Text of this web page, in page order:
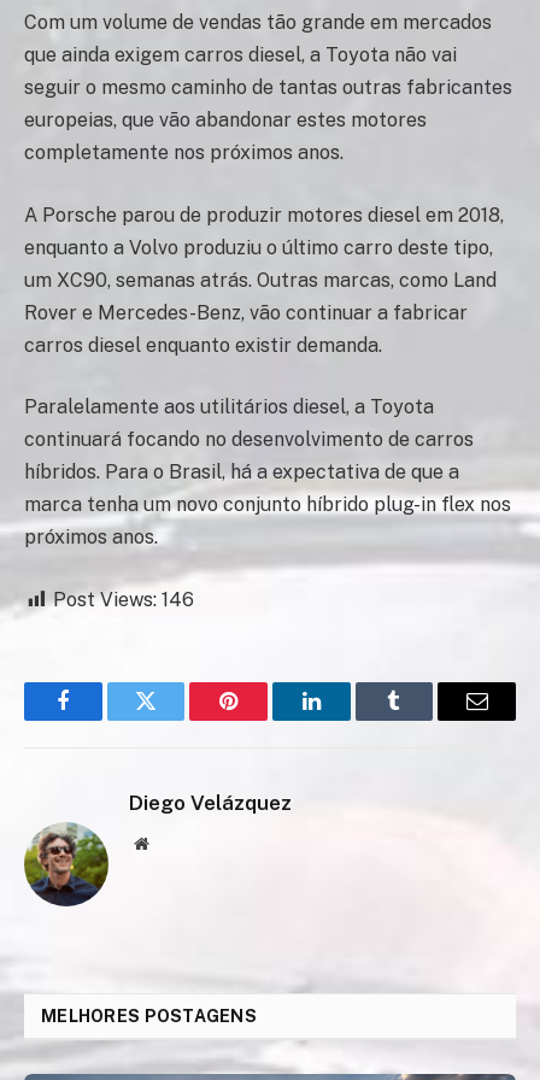
Com um volume de vendas tão grande em mercados
que ainda exigem carros diesel, a Toyota não vai
seguir o mesmo caminho de tantas outras fabricantes
europeias, que vão abandonar estes motores
completamente nos próximos anos.
A Porsche parou de produzir motores diesel em 2018,
enquanto a Volvo produziu o último carro deste tipo,
um XC90, semanas atrás. Outras marcas, como Land
Rover e Mercedes-Benz, vão continuar a fabricar
carros diesel enquanto existir demanda.
Paralelamente aos utilitários diesel, a Toyota
continuará focando no desenvolvimento de carros
híbridos. Para o Brasil, há a expectativa de que a
marca tenha um novo conjunto híbrido plug-in flex nos
próximos anos.
Post Views: 146
FacebookTwitter Pinterest LinkedInTumblr Email
Diego Velázquez
Website
MELHORES POSTAGENS